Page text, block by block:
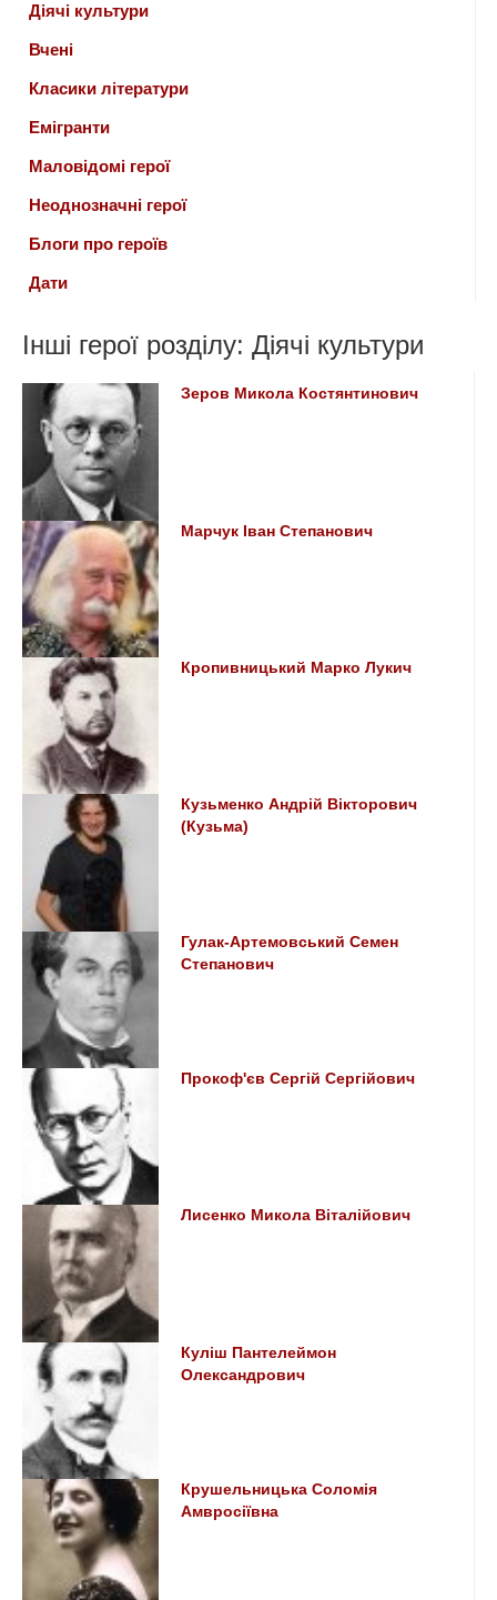
Діячі культури
Вчені
Класики літератури
Емігранти
Маловідомі герої
Неоднозначні герої
Блоги про героїв
Дати
Інші герої розділу: Діячі культури
Зеров Микола Костянтинович
Марчук Іван Степанович
Кропивницький Марко Лукич
Кузьменко Андрій Вікторович
(Кузьма)
Гулак-Артемовський Семен
Степанович
Прокоф'єв Сергій Сергійович
Лисенко Микола Віталійович
Куліш Пантелеймон
Олександрович
Крушельницька Соломія
Амвросіївна